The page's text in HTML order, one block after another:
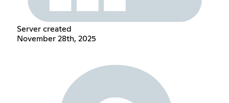
Server created
November 28th, 2025